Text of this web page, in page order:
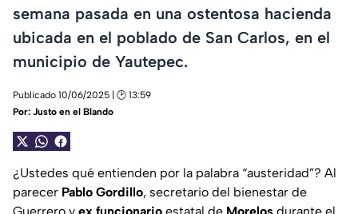
semana pasada en una ostentosa hacienda
ubicada en el poblado de San Carlos, en el
municipio de Yautepec.
Publicado 10/06/2025 | 🕑 13:59
Por: Justo en el Blando
¿Ustedes qué entienden por la palabra “austeridad”? Al
parecer Pablo Gordillo, secretario del bienestar de